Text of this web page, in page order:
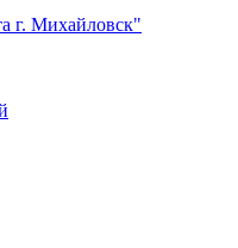
г. Михайловск"